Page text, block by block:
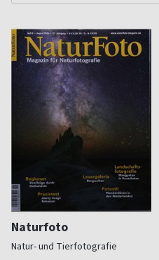
Naturfoto
Natur- und Tierfotografie